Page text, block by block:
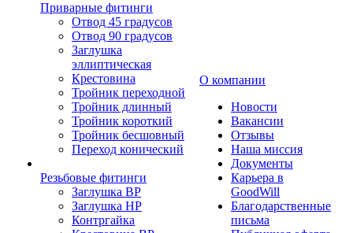
Приварные фитинги
Отвод 45 градусов
Отвод 90 градусов
Заглушка
эллиптическая
Крестовина
Тройник переходной
Тройник длинный
Тройник короткий
Тройник бесшовный
Переход конический
Резьбовые фитинги
Заглушка ВР
Заглушка НР
Контргайка
О компании
Новости
Вакансии
Отзывы
Наша миссия
Документы
Карьера в
GoodWill
Благодарственные
письма